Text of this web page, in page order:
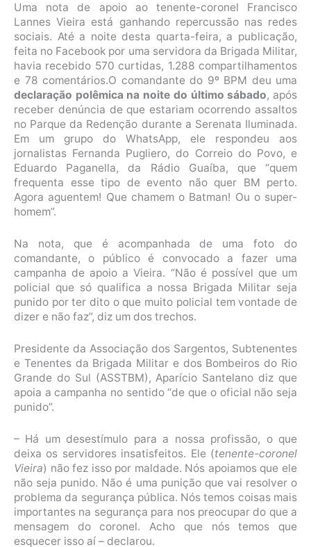
Uma nota de apoio ao tenente-coronel Francisco
Lannes Vieira está ganhando repercussão nas redes
sociais. Até a noite desta quarta-feira, a publicação,
feita no Facebook por uma servidora da Brigada Militar,
havia recebido 570 curtidas, 1.288 compartilhamentos
e 78 comentários.O comandante do 9º BPM deu uma
declaração polêmica na noite do último sábado, após
receber denúncia de que estariam ocorrendo assaltos
no Parque da Redenção durante a Serenata Iluminada.
Em um grupo do WhatsApp, ele respondeu aos
jornalistas Fernanda Pugliero, do Correio do Povo, e
Eduardo Paganella, da Rádio Guaíba, que “quem
frequenta esse tipo de evento não quer BM perto.
Agora aguentem! Que chamem o Batman! Ou o super-
homem”.
Na nota, que é acompanhada de uma foto do
comandante, o público é convocado a fazer uma
campanha de apoio a Vieira. “Não é possível que um
policial que só qualifica a nossa Brigada Militar seja
punido por ter dito o que muito policial tem vontade de
dizer e não faz”, diz um dos trechos.
Presidente da Associação dos Sargentos, Subtenentes
e Tenentes da Brigada Militar e dos Bombeiros do Rio
Grande do Sul (ASSTBM), Aparício Santelano diz que
apoia a campanha no sentido “de que o oficial não seja
punido”.
– Há um desestímulo para a nossa profissão, o que
deixa os servidores insatisfeitos. Ele (tenente-coronel
Vieira) não fez isso por maldade. Nós apoiamos que ele
não seja punido. Não é uma punição que vai resolver o
problema da segurança pública. Nós temos coisas mais
importantes na segurança para nos preocupar do que a
mensagem do coronel. Acho que nós temos que
esquecer isso aí – declarou.